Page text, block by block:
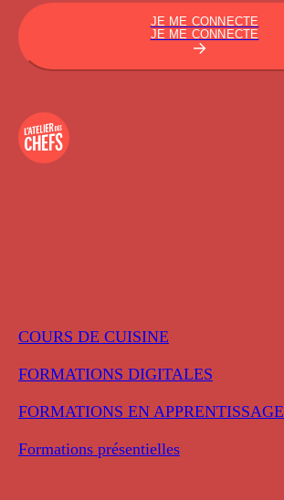
COURS DE CUISINE
FORMATIONS DIGITALES
FORMATIONS EN APPRENTISSAGE
Formations présentielles
JE ME CONNECTE
JE ME CONNECTE